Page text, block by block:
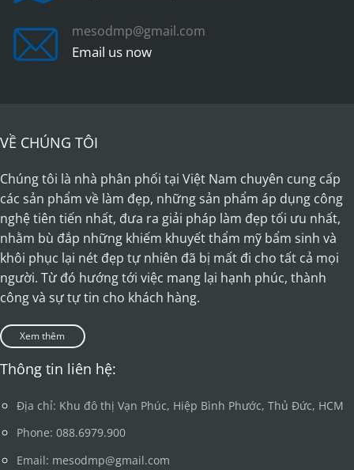
mesodmp@gmail.com
Email us now
VỀ CHÚNG TÔI
Chúng tôi là nhà phân phối tại Việt Nam chuyên cung cấp
các sản phẩm về làm đẹp, những sản phẩm áp dụng công
nghệ tiên tiến nhất, đưa ra giải pháp làm đẹp tối ưu nhất,
nhằm bù đắp những khiếm khuyết thẩm mỹ bẩm sinh và
khôi phục lại nét đẹp tự nhiên đã bị mất đi cho tất cả mọi
người. Từ đó hướng tới việc mang lại hạnh phúc, thành
công và sự tự tin cho khách hàng.
Xem thêm
Thông tin liên hệ:
Địa chỉ: Khu đô thị Vạn Phúc, Hiệp Bình Phước, Thủ Đức, HCM
Phone: 088.6979.900
Email: mesodmp@gmail.com